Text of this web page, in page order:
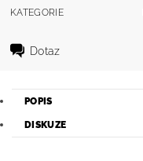
KATEGORIE
Dotaz
POPIS
DISKUZE